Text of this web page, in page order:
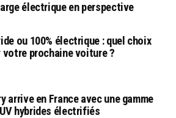
électrique en perspective
ou 100% électrique : quel choix
votre prochaine voiture ?
arrive en France avec une gamme
hybrides électrifiés